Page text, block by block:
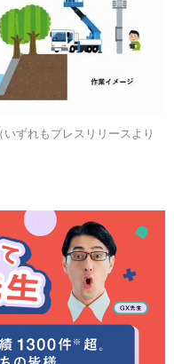
ずれもプレスリリースより